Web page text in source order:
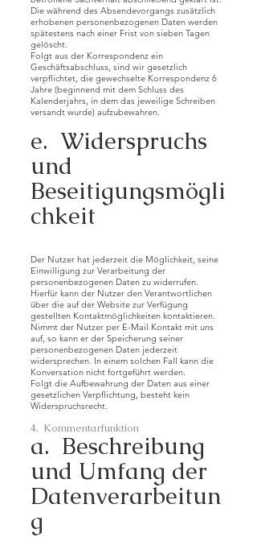
Die während des Absendevorgangs zusätzlich
erhobenen personenbezogenen Daten werden
spätestens nach einer Frist von sieben Tagen
gelöscht.
Folgt aus der Korrespondenz ein
Geschäftsabschluss, sind wir gesetzlich
verpflichtet, die gewechselte Korrespondenz 6
Jahre (beginnend mit dem Schluss des
Kalenderjahrs, in dem das jeweilige Schreiben
versandt wurde) aufzubewahren.
e. Widerspruchs
und
Beseitigungsmögli
chkeit
Der Nutzer hat jederzeit die Möglichkeit, seine
Einwilligung zur Verarbeitung der
personenbezogenen Daten zu widerrufen.
Hierfür kann der Nutzer den Verantwortlichen
über die auf der Website zur Verfügung
gestellten Kontaktmöglichkeiten kontaktieren.
Nimmt der Nutzer per E-Mail Kontakt mit uns
auf, so kann er der Speicherung seiner
personenbezogenen Daten jederzeit
widersprechen. In einem solchen Fall kann die
Konversation nicht fortgeführt werden.
Folgt die Aufbewahrung der Daten aus einer
gesetzlichen Verpflichtung, besteht kein
Widerspruchsrecht.
4. Kommentarfunktion
a. Beschreibung
und Umfang der
Datenverarbeitun
g